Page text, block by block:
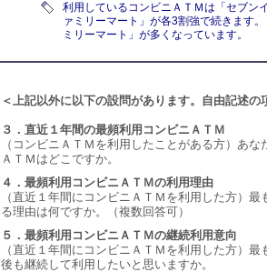
利用しているコンビニＡＴＭは「セブン
ァミリーマート」が各3割強で続きます
ミリーマート」が多くなっています。
＜上記以外に以下の設問があります。自由記述の
３．直近１年間の最頻利用コンビニＡＴＭ
（コンビニＡＴＭを利用したことがある方）あ
ＡＴＭはどこですか。
４．最頻利用コンビニＡＴＭの利用理由
（直近１年間にコンビニＡＴＭを利用した方）
る理由は何ですか。（複数回答可）
５．最頻利用コンビニＡＴＭの継続利用意向
（直近１年間にコンビニＡＴＭを利用した方）
後も継続して利用したいと思いますか。